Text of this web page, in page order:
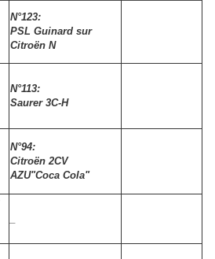
N°123:
PSL Guinard sur
Citroën N
N°113:
Saurer 3C-H
N°94:
Citroën 2CV
AZU"Coca Cola"